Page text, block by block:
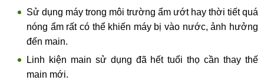
Sử dụng máy trong môi trường ẩm ướt hay thời tiết quá
nóng ẩm rất có thể khiến máy bị vào nước, ảnh hưởng
đến main.
Linh kiện main sử dụng đã hết tuổi thọ cần thay thế
main mới.